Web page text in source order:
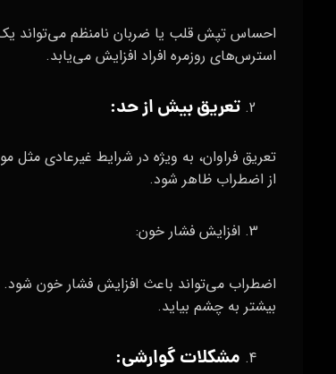
احساس تپش قلب یا ضربان نامنظم می‌تواند
استرس‌های روزمره افراد افزایش می‌یابد.
تعریق بیش از حد:
تعریق فراوان، به ویژه در شرایط غیرعادی
از اضطراب ظاهر شود.
افزایش فشار خون:
اضطراب می‌تواند باعث افزایش فشار خون
بیشتر به چشم بیاید.
مشکلات گوارشی: